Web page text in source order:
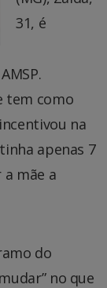
31, é
tem como
na
apenas 7
mãe a
do
no que